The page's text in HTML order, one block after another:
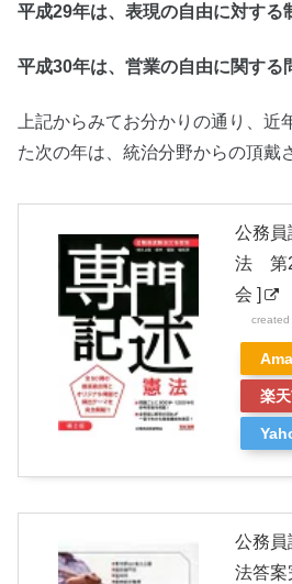
平成29年は、表現の自由に対する
平成30年は、営業の自由に関する
上記からみてお分かりの通り、
た次の年は、統治分野からの頂戴
公務
法 第2
会 ]
created
楽
公務
法答案